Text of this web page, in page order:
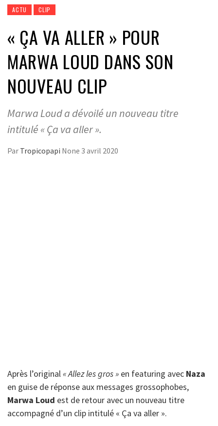
ACTU CLIP
« ÇA VA ALLER » POUR
MARWA LOUD DANS SON
NOUVEAU CLIP
Marwa Loud a dévoilé un nouveau titre
intitulé « Ça va aller ».
Par Tropicopapi None 3 avril 2020
Après l’original« Allez les gros » en featuring avec Naza
en guise de réponse aux messages grossophobes,
Marwa Loud est de retour avec un nouveau titre
accompagné d’un clip intitulé « Ça va aller ».